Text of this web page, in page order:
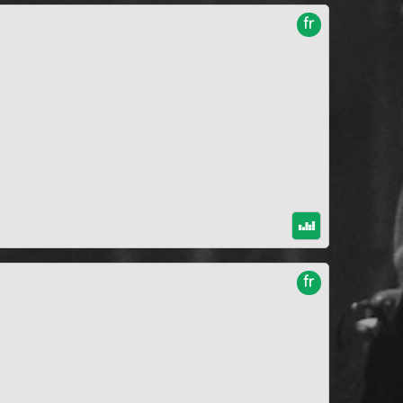
fr
fr